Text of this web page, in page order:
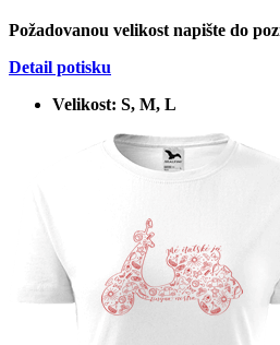
Požadovanou velikost napište do
Detail potisku
Velikost: S, M, L